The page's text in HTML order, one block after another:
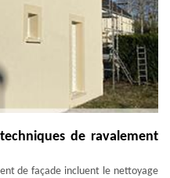
de ravalement
de façade incluent le nettoyage